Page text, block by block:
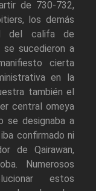
de 730-732,
los demás
del califa de
se sucedieron a
cierta
en la
también el
central omeya
se designaba a
confirmado ni
de Qairawan,
Numerosos
estos